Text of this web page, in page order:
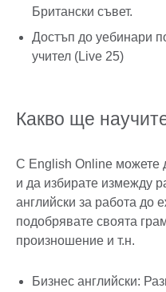
Британски съвет.
Достъп до уебинари
учител (Live 25)
Какво ще
С English Online можете
и да избирате измежду
английски за работа до
подобрявате своята
произношение и т.н.
Бизнес английски: